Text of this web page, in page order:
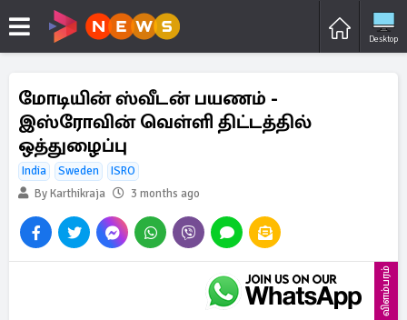
Desktop
மோடியின் ஸ்வீடன் பயணம் -
இஸ்ரோவின் வெள்ளி திட்டத்தில்
ஒத்துழைப்பு
India Sweden
ISRO
By Karthikraja
3 months ago
விளம்பரம்